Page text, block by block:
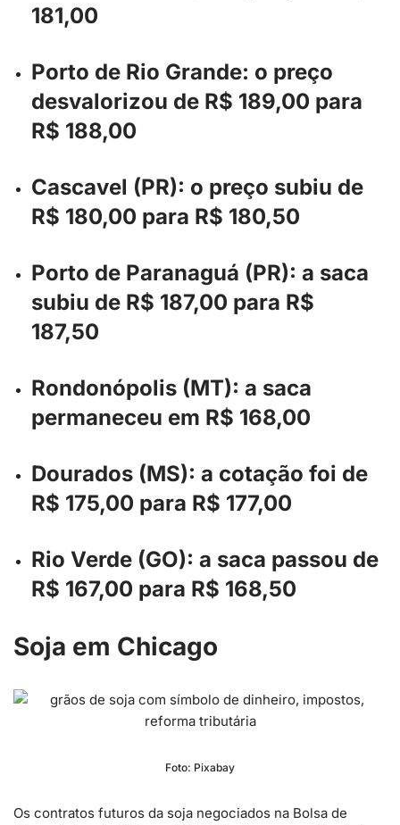
181,00
Porto de Rio Grande: o preço
desvalorizou de R$ 189,00 para
R$ 188,00
Cascavel (PR): o preço subiu de
R$ 180,00 para R$ 180,50
Porto de Paranaguá (PR): a saca
subiu de R$ 187,00 para R$
187,50
Rondonópolis (MT): a saca
permaneceu em R$ 168,00
Dourados (MS): a cotação foi de
R$ 175,00 para R$ 177,00
Rio Verde (GO): a saca passou de
R$ 167,00 para R$ 168,50
Soja em Chicago
Foto: Pixabay
Os contratos futuros da soja negociados na Bolsa de